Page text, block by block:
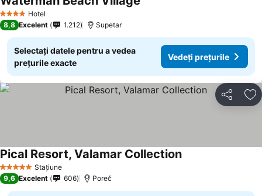
4 Stele Hotel
8,8 Excelent 1.212 Supetar
Selectați datele pentru a vedea
prețurile exacte
Vedeți prețurile
Distribuiți
5 Stele Stațiune
Pical Resort, Valamar CollectionVedeți prețurile
9,6 Excelent 606 Poreč